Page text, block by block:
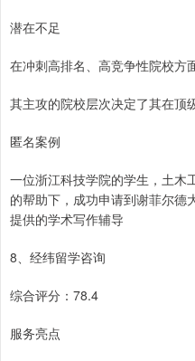
潜在不足
在冲刺高排名、高竞争性院校方
其主攻的院校层次决定了其在顶
匿名案例
一位浙江科技学院的学生，土木
的帮助下，成功申请到谢菲尔德
提供的学术写作辅导
8、经纬留学咨询
综合评分：78.4
服务亮点